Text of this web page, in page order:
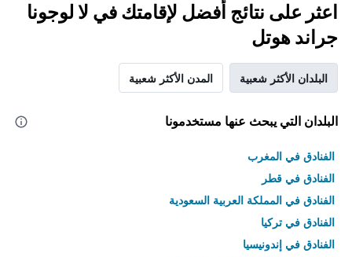
اعثر على نتائج أفضل لإقامتك في لا لوجونا
جراند هوتل
البلدان الأكثر شعبية المدن الأكثر شعبية
البلدان التي يبحث عنها مستخدمونا
الفنادق في المغرب
الفنادق في قطر
الفنادق في المملكة العربية السعودية
الفنادق في تركيا
الفنادق في إندونيسيا